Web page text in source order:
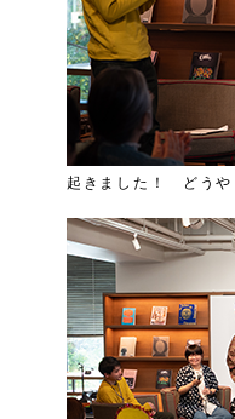
起きました！ どうや